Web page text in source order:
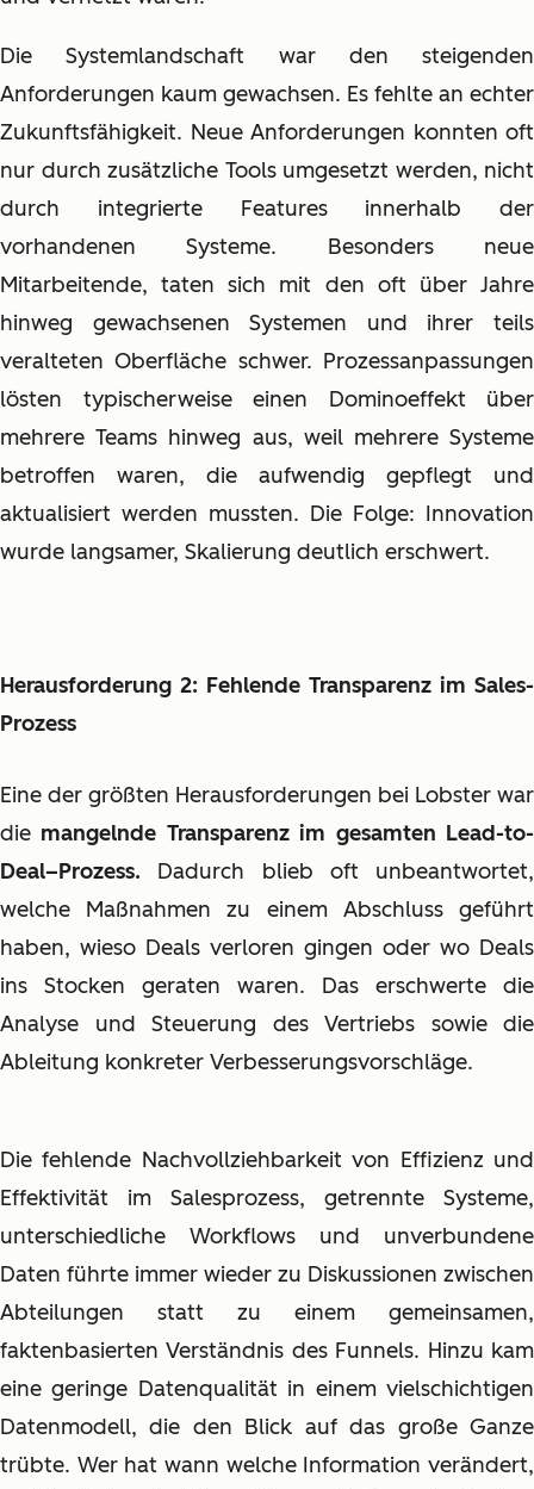
Die Systemlandschaft war den steigenden
Anforderungen kaum gewachsen. Es fehlte an echter
Zukunftsfähigkeit. Neue Anforderungen konnten oft
nur durch zusätzliche Tools umgesetzt werden, nicht
durch integrierte Features innerhalb der
vorhandenen Systeme. Besonders neue
Mitarbeitende, taten sich mit den oft über Jahre
hinweg gewachsenen Systemen und ihrer teils
veralteten Oberfläche schwer. Prozessanpassungen
lösten typischerweise einen Dominoeffekt über
mehrere Teams hinweg aus, weil mehrere Systeme
betroffen waren, die aufwendig gepflegt und
aktualisiert werden mussten. Die Folge: Innovation
wurde langsamer, Skalierung deutlich erschwert.
Herausforderung 2: Fehlende Transparenz im Sales-
Prozess
Eine der größten Herausforderungen bei Lobster war
die mangelnde Transparenz im gesamten Lead-to-
Deal–Prozess. Dadurch blieb oft unbeantwortet,
welche Maßnahmen zu einem Abschluss geführt
haben, wieso Deals verloren gingen oder wo Deals
ins Stocken geraten waren. Das erschwerte die
Analyse und Steuerung des Vertriebs sowie die
Ableitung konkreter Verbesserungsvorschläge.
Die fehlende Nachvollziehbarkeit von Effizienz und
Effektivität im Salesprozess, getrennte Systeme,
unterschiedliche Workflows und unverbundene
Daten führte immer wieder zu Diskussionen zwischen
Abteilungen statt zu einem gemeinsamen,
faktenbasierten Verständnis des Funnels. Hinzu kam
eine geringe Datenqualität in einem vielschichtigen
Datenmodell, die den Blick auf das große Ganze
trübte. Wer hat wann welche Information verändert,